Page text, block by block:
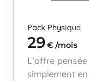
Pack Physique
29 € /mois
L’offre
simplement